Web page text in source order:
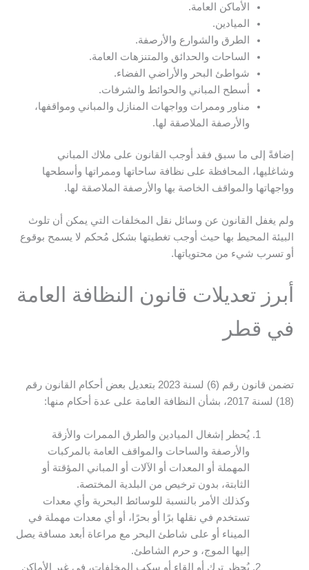
الأماكن العامة.
الميادين.
الطرق والشوارع والأرصفة.
الساحات والحدائق والمتنزهات العامة.
شواطئ البحر والأراضي الفضاء.
أسطح المباني والحوائط والشرفات.
مناور وممرات وواجهات المنازل والمباني ومواقفها،
والأرصفة الملاصقة لها.
إضافةً إلى ما سبق فقد أوجب القانون على ملاك المباني
وشاغليها، المحافظة على نظافة ساحاتها وممراتها وأسطحها
وواجهاتها والمواقف الخاصة بها والأرصفة الملاصقة لها.
ولم يغفل القانون عن وسائل نقل المخلفات التي يمكن أن تلوث
البيئة المحيط بها حيث أوجب تغطيتها بشكل مُحكم لا يسمح بوقوع
أو تسرب شيء من محتوياتها.
أبرز تعديلات قانون النظافة العامة
في قطر
تضمن قانون رقم (6) لسنة 2023 بتعديل بعض أحكام القانون رقم
(18) لسنة 2017، بشأن النظافة العامة على عدة أحكام منها:
يُحظر إشغال الميادين والطرق الممرات والأزقة
والأرصفة والساحات والمواقف العامة بالمركبات
المهملة أو المعدات أو الآلات أو المباني المؤقتة أو
الثابتة، بدون ترخيص من البلدية المختصة.
وكذلك الأمر بالنسبة للوسائط البحرية وأي معدات
تستخدم في نقلها برًا أو بحرًا، أو أي معدات مهملة في
الميناء أو على شاطئ البحر مع مراعاة أبعد مسافة يصل
إليها الموج، و حرم الشاطئ.
يُحظر ترك أو إلقاء أو سكب المخلفات، في غير الأماكن